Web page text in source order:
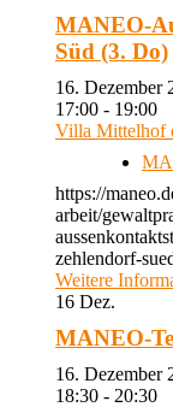
MANEO-
Süd (3. Do)
16.
17:00 - 19:00
Villa Mittelhof
https://
arbeit/
zehlendorf-
Weitere
16 Dez.
MANEO-
16.
18:30 - 20:30